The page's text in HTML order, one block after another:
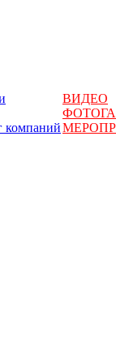
ВИДЕО
компаний